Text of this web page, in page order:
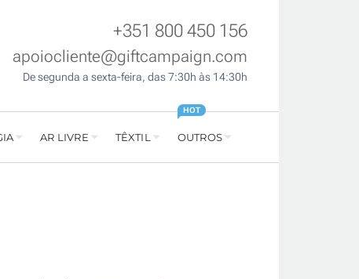
+351 800 450 156
apoiocliente@giftcampaign.com
De segunda a sexta-feira, das 7:30h às 14:30h
AR LIVRE TÊXTIL OUTROS
HOT